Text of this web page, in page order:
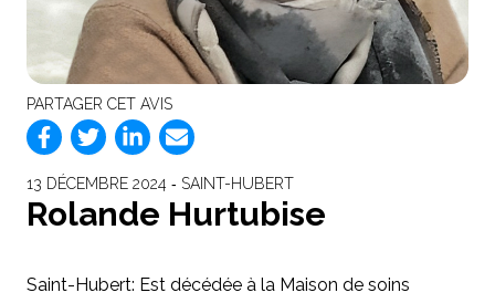
PARTAGER CET AVIS
13 DÉCEMBRE 2024 ‐ SAINT-HUBERT
Rolande Hurtubise
Saint-Hubert: Est décédée à la Maison de soins